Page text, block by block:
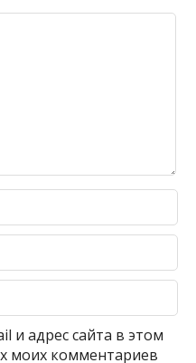
и адрес сайта в этом
моих комментариев